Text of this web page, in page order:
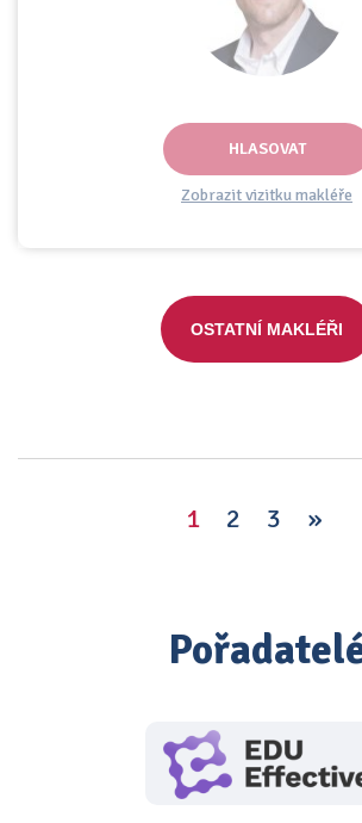
HLASOVAT
Zobrazit vizitku makléře
OSTATNÍ MAKLÉŘI
1 2 3 »